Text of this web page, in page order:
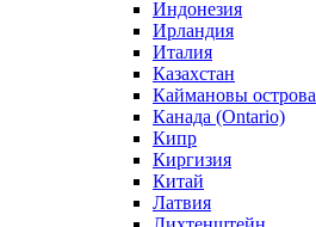
Индонезия
Ирландия
Италия
Казахстан
Каймановы острова
Канада (Ontario)
Кипр
Киргизия
Китай
Латвия